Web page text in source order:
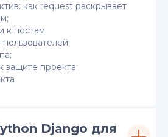
как request раскрывает
к постам;
защите проекта;
Django для